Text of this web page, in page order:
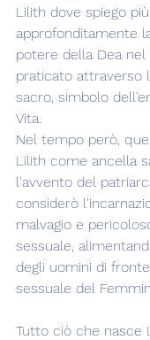
Lilith dove spiego più
approfonditamente
potere della Dea nel
praticato attraverso
sacro, simbolo
Vita.
Nel tempo però,
Lilith come ancella
l'avvento del
considerò
malvagio e
sessuale,
degli uomini di
sessuale del
Tutto ciò che nasce